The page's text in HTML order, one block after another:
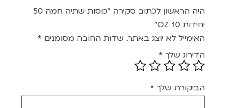
היה הראשון לכתוב סקירה “כוסות שתיה חמה 50
יחידות 10 OZ”
האימייל לא יוצג באתר. שדות החובה מסומנים *
הדירוג שלך *
הביקורת שלך *